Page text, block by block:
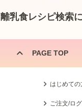
離乳食レシピ検索
PAGE TOP
はじめての
ご注文/ロ